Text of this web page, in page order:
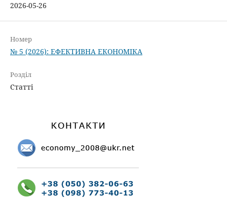
2026-05-26
Номер
№ 5 (2026): ЕФЕКТИВНА ЕКОНОМІКА
Розділ
Статті